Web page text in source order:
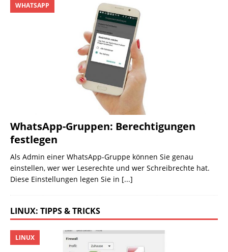
WhatsApp-Gruppen: Berechtigungen
festlegen
WHATSAPP
Als Admin einer WhatsApp-Gruppe können Sie genau
einstellen, wer wer Leserechte und wer Schreibrechte hat.
Diese Einstellungen legen Sie in [...]
LINUX: TIPPS & TRICKS
LINUX